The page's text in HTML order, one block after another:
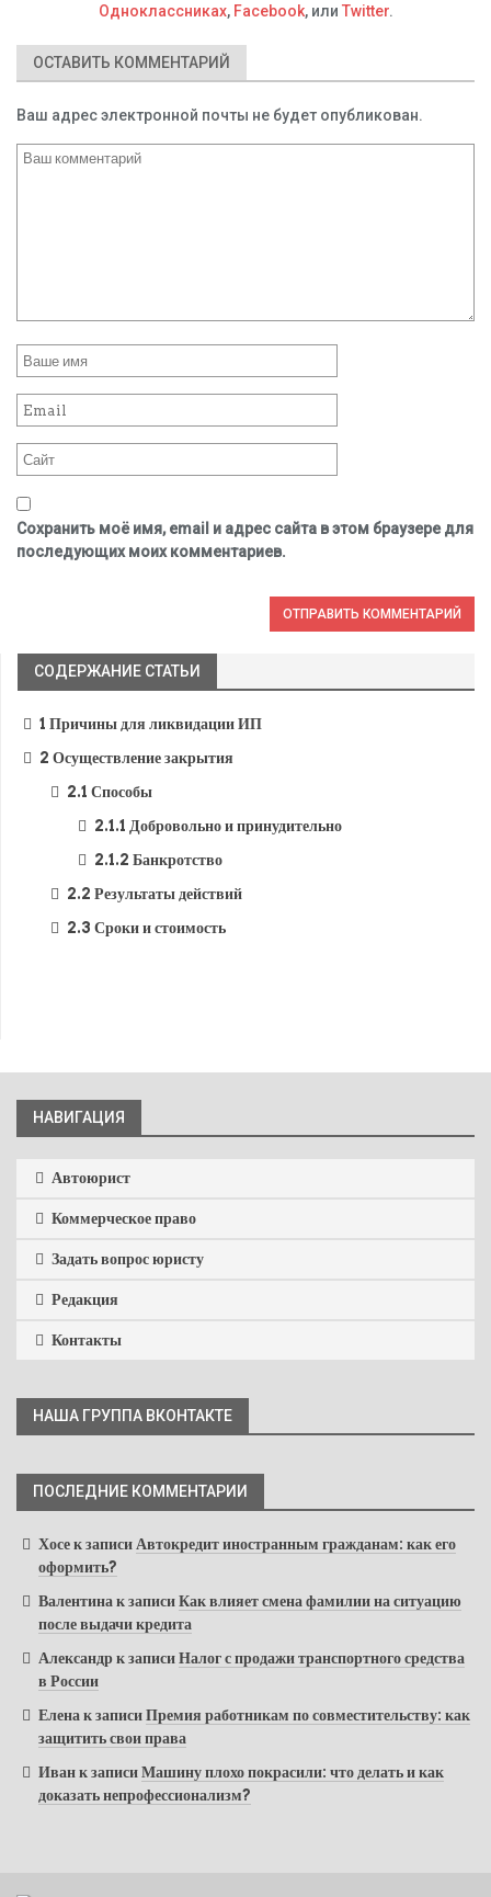
Одноклассниках, Facebook, или Twitter.
ОСТАВИТЬ КОММЕНТАРИЙ
Ваш адрес электронной почты не будет опубликован.
Сохранить моё имя, email и адрес сайта в этом браузере для
последующих моих комментариев.
СОДЕРЖАНИЕ СТАТЬИ
1 Причины для ликвидации ИП
2 Осуществление закрытия
2.1 Способы
2.1.1 Добровольно и принудительно
2.1.2 Банкротство
2.2 Результаты действий
2.3 Сроки и стоимость
НАВИГАЦИЯ
Автоюрист
Коммерческое право
Задать вопрос юристу
Редакция
Контакты
НАША ГРУППА ВКОНТАКТЕ
ПОСЛЕДНИЕ КОММЕНТАРИИ
Хосек записи Автокредит иностранным гражданам: как его
оформить?
Валентина к записиКак влияет смена фамилии на ситуацию
после выдачи кредита
Александрк записиНалог с продажи транспортного средства
в России
Елена к записиПремия работникам по совместительству: как
защитить свои права
Иванк записиМашину плохо покрасили: что делать и как
доказать непрофессионализм?